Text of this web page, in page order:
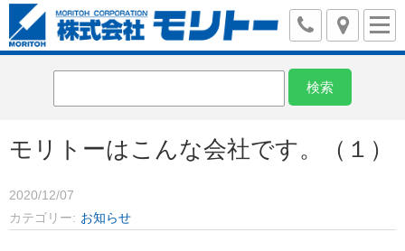
モリトーはこんな会社です。（１）
2020/12/07
カテゴリー
お知らせ